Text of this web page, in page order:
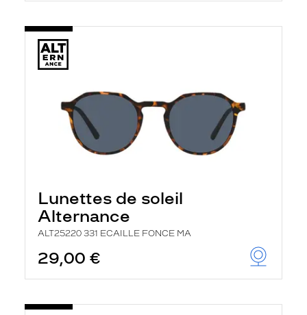
Lunettes de soleil
Alternance
ALT25220 331 ECAILLE FONCE MA
29,00 €